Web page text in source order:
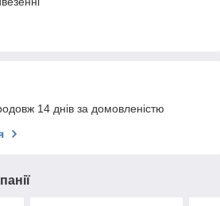
14 днів за домовленістю